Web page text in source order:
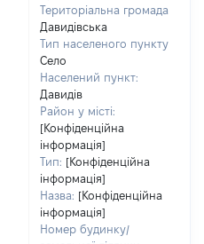
Територіальна громада:
Давидівська
Тип населеного пункту:
Село
Населений пункт:
Давидів
Район у місті:
[Конфіденційна
інформація]
Тип: [Конфіденційна
інформація]
Назва: [Конфіденційна
інформація]
Номер будинку/